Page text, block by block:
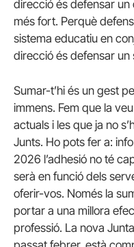
direcció és defensar un
més fort. Perquè
sistema educatiu en
direcció és defensar
Sumar-t’hi és un gest
immens. Fem que la
actuals i les que ja no
Junts. Ho pots fer a:
2026 l’adhesió no té
serà en funció dels
oferir-vos. Només la
portar a una millora
professió. La nova